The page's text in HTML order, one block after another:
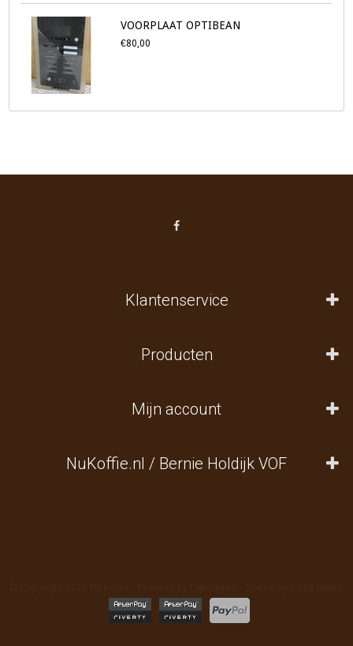
VOORPLAAT OPTIBEAN
€80,00
Klantenservice
Producten
Mijn account
NuKoffie.nl / Bernie Holdijk VOF